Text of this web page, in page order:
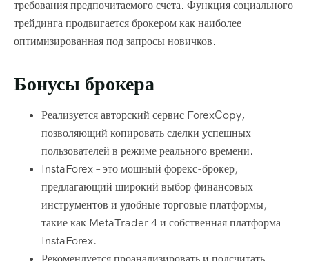
требования предпочитаемого счета. Функция социального
трейдинга продвигается брокером как наиболее
оптимизированная под запросы новичков.
Бонусы брокера
Реализуется авторский сервис ForexCopy,
позволяющий копировать сделки успешных
пользователей в режиме реального времени.
InstaForex – это мощный форекс-брокер,
предлагающий широкий выбор финансовых
инструментов и удобные торговые платформы,
такие как MetaTrader 4 и собственная платформа
InstaForex.